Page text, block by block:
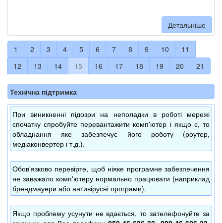
Детальніше
1 2 3 4 5 6 7 8 9 10
11
12
13 14 15 16 17 18 19 20 21
Технічна підтримка
При виникненні підозри на неполадки в роботі мережі
спочатку спробуйте перевантажити комп'ютер і якщо є, то
обладнання яке забезпечує його роботу (роутер,
медіаконвертер і т.д.).
Обов'язково перевірте, щоб ніяке програмне забезпечення
не заважало комп'ютеру нормально працювати (наприклад
брендмауери або антивірусні програми).
Якщо проблему усунути не вдається, то зателефонуйте за